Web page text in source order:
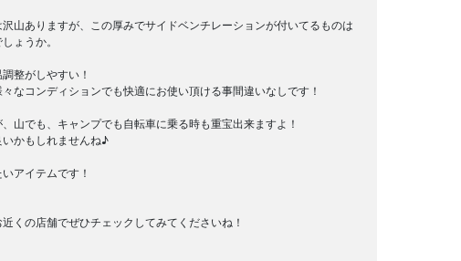
山ありますが、この厚みでサイドベンチレーションが付いてるものは
ょうか。
整がしやすい！
なコンディションでも快適にお使い頂ける事間違いなしです！
山でも、キャンプでも自転車に乗る時も重宝出来ますよ！
かもしれませんね♪
アイテムです！
くの店舗でぜひチェックしてみてくださいね！